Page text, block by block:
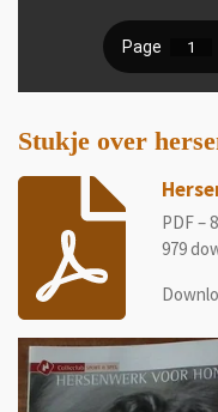
Stukje over
PDF –
979